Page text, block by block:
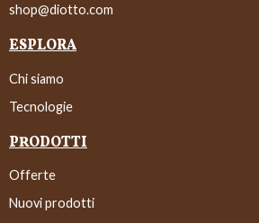
shop@diotto.com
ESPLORA
Chi siamo
Tecnologie
PRODOTTI
Offerte
Nuovi prodotti